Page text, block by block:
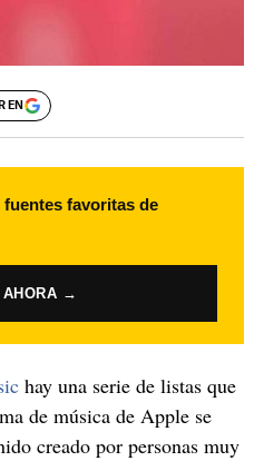
EN
favoritas de
AHORA →
hay una serie de listas que
de música de Apple se
creado por personas muy